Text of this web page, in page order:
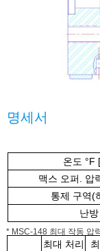
명세서
온도 °F
맥스 오퍼. 압
통제 구역(
난방
* MSC-148 최대 작동 압
최대 처리